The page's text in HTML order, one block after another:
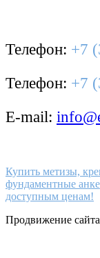
Телефон: +7
Телефон: +7
E-mail:
Купить метизы,
фундаментные
доступным ценам!
Продвижение